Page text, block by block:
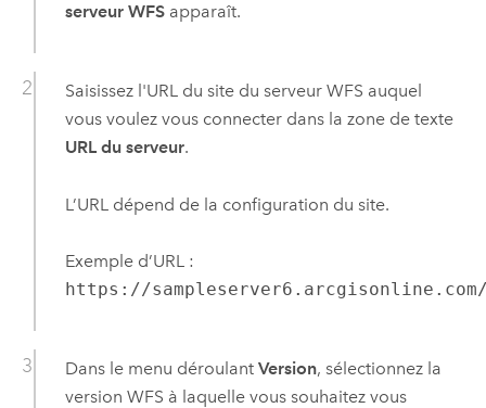
serveur WFSapparaît.
Saisissez l'URL du site du serveur WFS auquel
vous voulez vous connecter dans la zone de texte
URL du serveur.
L’URL dépend de la configuration du site.
Exemple d’URL :
https://sampleserver6.arcgisonline.com/
Dans le menu déroulant Version, sélectionnez la
version WFS à laquelle vous souhaitez vous